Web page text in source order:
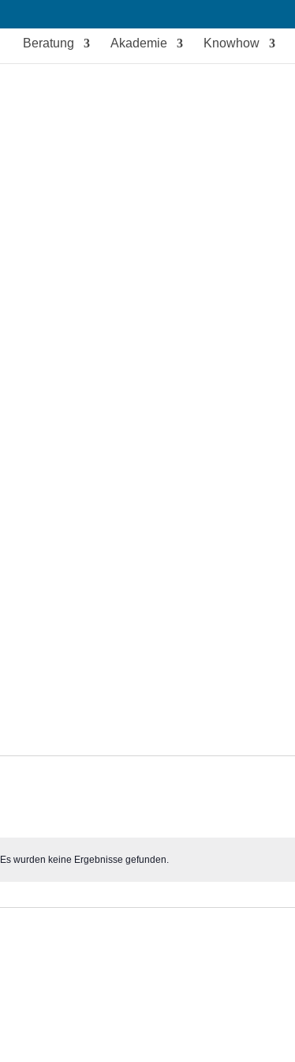
Beratung Akademie Knowhow
Hinweis
Es wurden keine Ergebnisse gefunden.